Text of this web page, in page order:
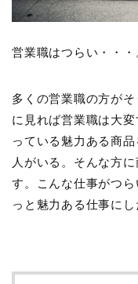
営業職はつらい・・・
多くの営業職の方が
に見れば営業職は大
っている魅力ある商
人がいる。そんな方
す。こんな仕事がつ
っと魅力ある仕事にし